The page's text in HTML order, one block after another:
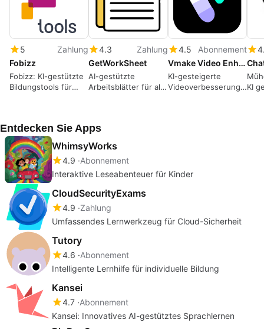
5
Zahlung
Fobizz
Fobizz: KI-gestützte
Bildungstools für
4.3
Zahlung
GetWorkSheet
AI-gestützte
Arbeitsblätter für alle
4.5
Abonnement
Vmake Video Enhancer
KI-gesteigerte
Videoverbesserung
KI
Entdecken Sie Apps
WhimsyWorks
4.9 Abonnement
Interaktive Leseabenteuer für Kinder
CloudSecurityExams
4.9 Zahlung
Umfassendes Lernwerkzeug für Cloud-Sicherheit
Tutory
4.6 Abonnement
Intelligente Lernhilfe für individuelle Bildung
Kansei
4.7 Abonnement
Kansei: Innovatives AI-gestütztes Sprachlernen